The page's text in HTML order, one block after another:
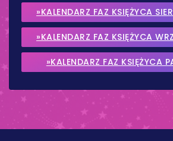
»KALENDARZ FAZ KSIĘŻYCA
»KALENDARZ FAZ KSIĘŻYCA
»KALENDARZ FAZ KSIĘŻYCA